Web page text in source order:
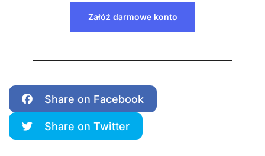
Załóż darmowe konto
Share on Facebook
Share on Twitter